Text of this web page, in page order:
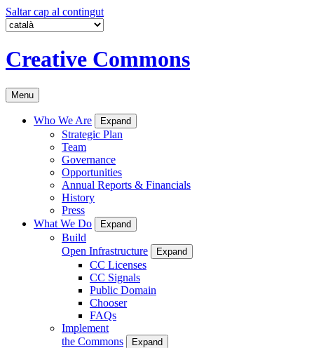
Saltar cap al contingut
Creative Commons
Menu
Who We Are Expand
Strategic Plan
Team
Governance
Opportunities
Annual Reports & Financials
History
Press
What We Do
Expand
Build
Open Infrastructure
Expand
CC Licenses
CC Signals
Public Domain
Chooser
FAQs
Implement
the Commons
Expand